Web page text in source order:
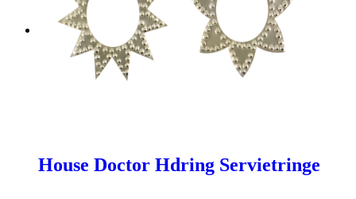
House Doctor Hdring Servietringe